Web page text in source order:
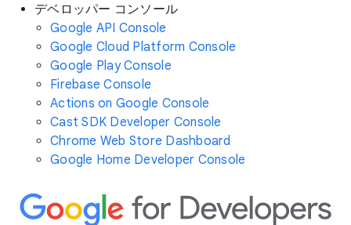
デベロッパー コンソール
Google API Console
Google Cloud Platform Console
Google Play Console
Firebase Console
Actions on Google Console
Cast SDK Developer Console
Chrome Web Store Dashboard
Google Home Developer Console